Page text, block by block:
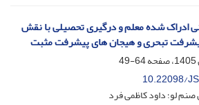
ادراک شده معلم و درگیری تحصیلی با نقش
تبحری و هیجان های پیشرفت مثبت
64-49
10.22098/
لو؛ داود کاظمی فرد